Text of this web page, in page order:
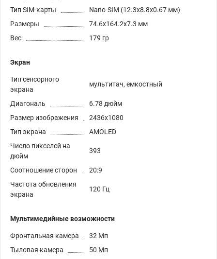
Тип SIM-карты
Nano-SIM (12.3x8.8x0.67 мм)
Размеры
74.6x164.2x7.3 мм
Вес
179 гр
Экран
Тип сенсорного
экрана
мультитач, емкостный
Диагональ
6.78 дюйм
Размер изображения
2436x1080
Тип экрана
AMOLED
Число пикселей на
дюйм
393
Соотношение сторон
20:9
Частота обновления
экрана
120 Гц
Мультимедийные возможности
Фронтальная камера
32 Мп
Тыловая камера
50 Мп